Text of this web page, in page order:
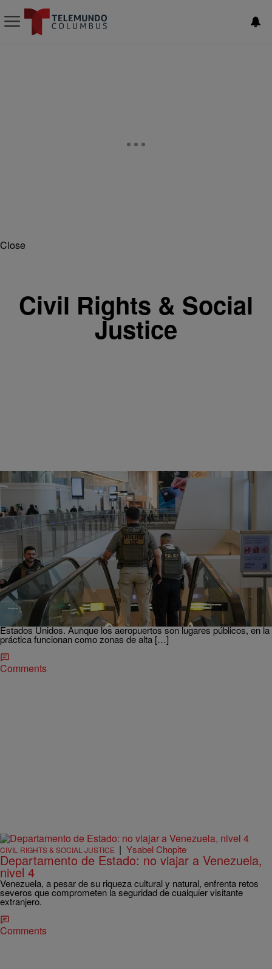
Close
Civil Rights & Social
Justice
INMIGRACIÓN |Ysabel Chopite
Alertan a inmigrantes: Eviten aeropuertos si no
tienen estatus
En un nuevo segmento de “Jueves de Inmigración” de Noticias
Telemundo, abogados y expertos han emitido una recomendación
crítica para la comunidad hispana: evitar acercarse a los
aeropuertos si no se cuenta con un estatus legal migratorio en los
Estados Unidos. Aunque los aeropuertos son lugares públicos, en la
práctica funcionan como zonas de alta […]
Comments
CIVIL RIGHTS & SOCIAL JUSTICE | Ysabel Chopite
Departamento de Estado: no viajar a Venezuela,
nivel 4
Venezuela, a pesar de su riqueza cultural y natural, enfrenta retos
severos que comprometen la seguridad de cualquier visitante
extranjero.
Comments